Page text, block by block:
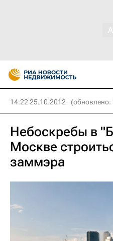
14:22 25.10.2012
Небоскребы в
Москве
заммэра